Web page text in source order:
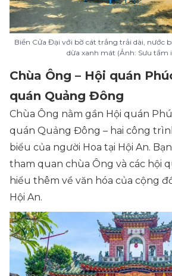
Biển Cửa Đại với bờ cát trắng trải dài, nước
dừa xanh mát (Ảnh: Sưu tầm
Chùa Ông – Hội quán
quán Quảng Đông
Chùa Ông nằm gần Hội quán
quán Quảng Đông – hai công
biểu của người Hoa tại Hội An.
tham quan chùa Ông và các hội
hiểu thêm về văn hóa của cộng
Hội An.